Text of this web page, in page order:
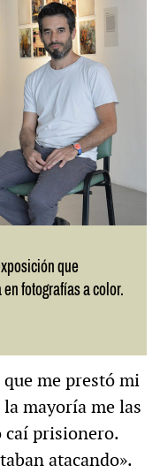
que
fotografías a color.
que me prestó mi
mayoría me las
caí prisionero.
atacando».